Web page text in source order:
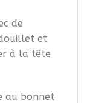
de
et
à la tête
au bonnet